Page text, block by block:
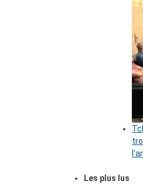
Les plus lus